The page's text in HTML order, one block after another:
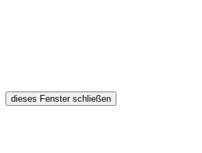
dieses Fenster schließen